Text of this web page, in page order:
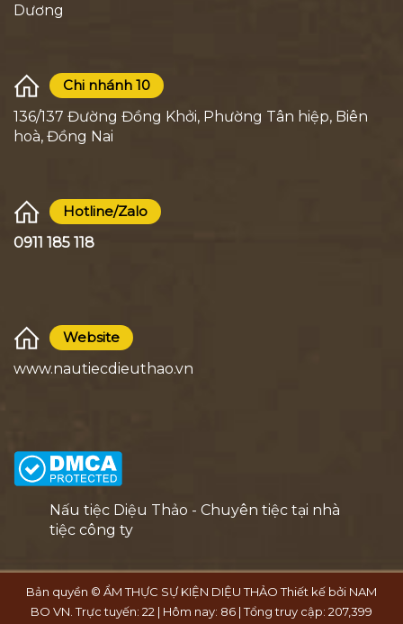
Dương
Chi nhánh 10
136/137 Đường Đồng Khởi, Phường Tân hiệp, Biên
hoà, Đồng Nai
Hotline/Zalo
0911 185 118
Website
www.nautiecdieuthao.vn
Nấu tiệc Diệu Thảo - Chuyên tiệc tại nhà
tiệc công ty
Bản quyền © ẨM THỰC SỰ KIỆN DIỆU THẢO Thiết kế bởi NAM
BO VN . Trực tuyến: 22 | Hôm nay: 86 | Tổng truy cập: 207,399